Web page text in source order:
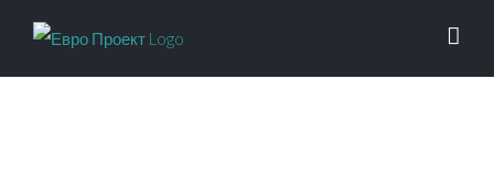
content